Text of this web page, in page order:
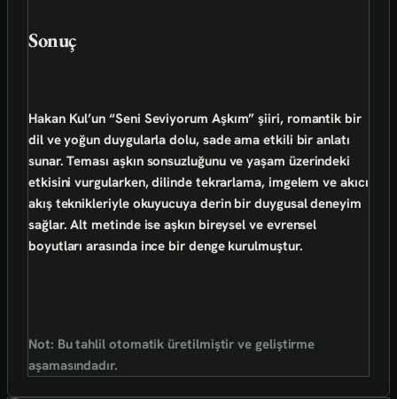
Sonuç
Hakan Kul’un “Seni Seviyorum Aşkım” şiiri, romantik bir
dil ve yoğun duygularla dolu, sade ama etkili bir anlatı
sunar. Teması aşkın sonsuzluğunu ve yaşam üzerindeki
etkisini vurgularken, dilinde tekrarlama, imgelem ve akıcı
akış teknikleriyle okuyucuya derin bir duygusal deneyim
sağlar. Alt metinde ise aşkın bireysel ve evrensel
boyutları arasında ince bir denge kurulmuştur.
Not: Bu tahlil otomatik üretilmiştir ve geliştirme
aşamasındadır.